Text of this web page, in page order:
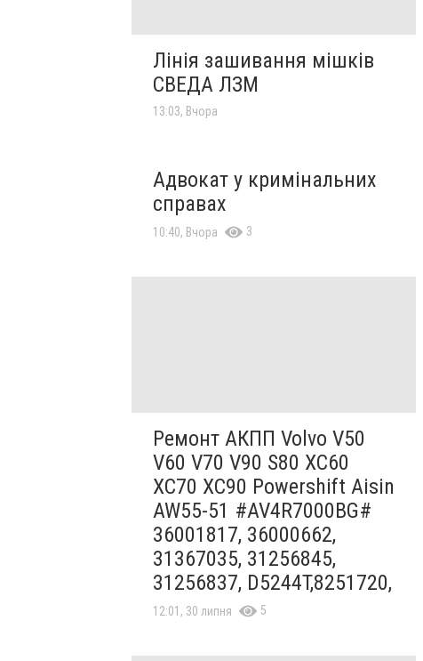
Лінія зашивання мішків
СВЕДА ЛЗМ
13:03, Вчора
Адвокат у кримінальних
справах
10:40, Вчора 3
Ремонт АКПП Volvo V50
V60 V70 V90 S80 XC60
XC70 XC90 Powershift Aisin
AW55-51 #AV4R7000BG#
36001817, 36000662,
31367035, 31256845,
31256837, D5244T,8251720,
12:01, 30 липня 5